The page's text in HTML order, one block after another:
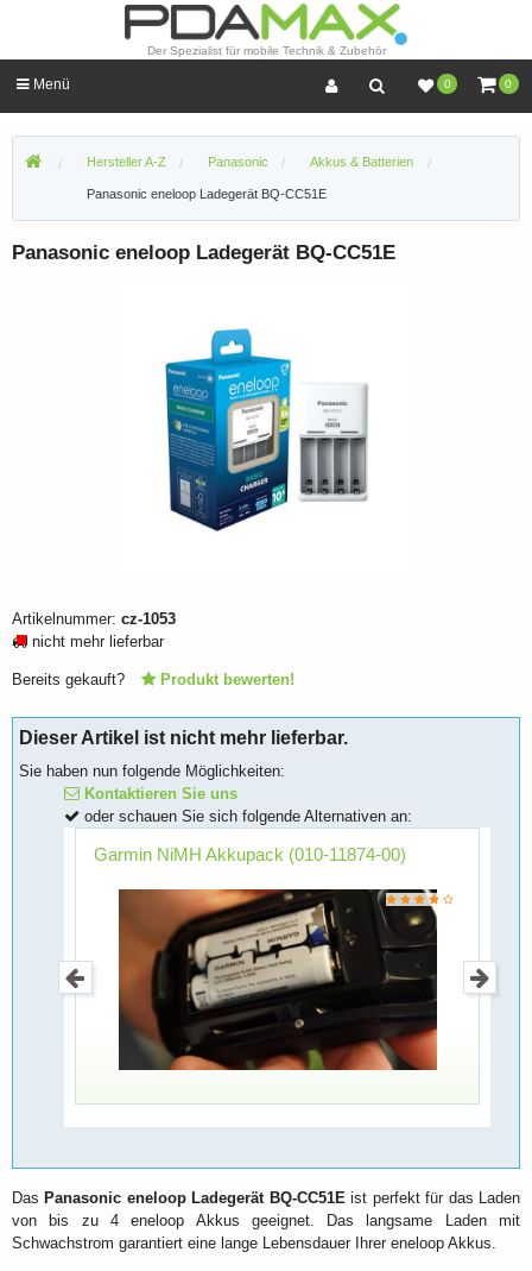
Der Spezialist für mobile Technik & Zubehör
0 0
Menü
Hersteller A-Z Panasonic Akkus & Batterien
Panasonic eneloop Ladegerät BQ-CC51E
Panasonic eneloop Ladegerät BQ-CC51E
Artikelnummer: cz-1053
nicht mehr lieferbar
Bereits gekauft? Produkt bewerten!
Dieser Artikel ist nicht mehr lieferbar.
Sie haben nun folgende Möglichkeiten:
Kontaktieren Sie uns
oder schauen Sie sich folgende Alternativen an:
Garmin NiMH Akkupack (010-11874-00)
DasPanasonic eneloop Ladegerät BQ-CC51E ist perfekt für das Laden
von bis zu 4 eneloop Akkus geeignet. Das langsame Laden mit
Schwachstrom garantiert eine lange Lebensdauer Ihrer eneloop Akkus.